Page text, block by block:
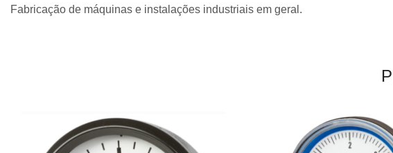
Fabricação de máquinas e instalações industriais em geral.